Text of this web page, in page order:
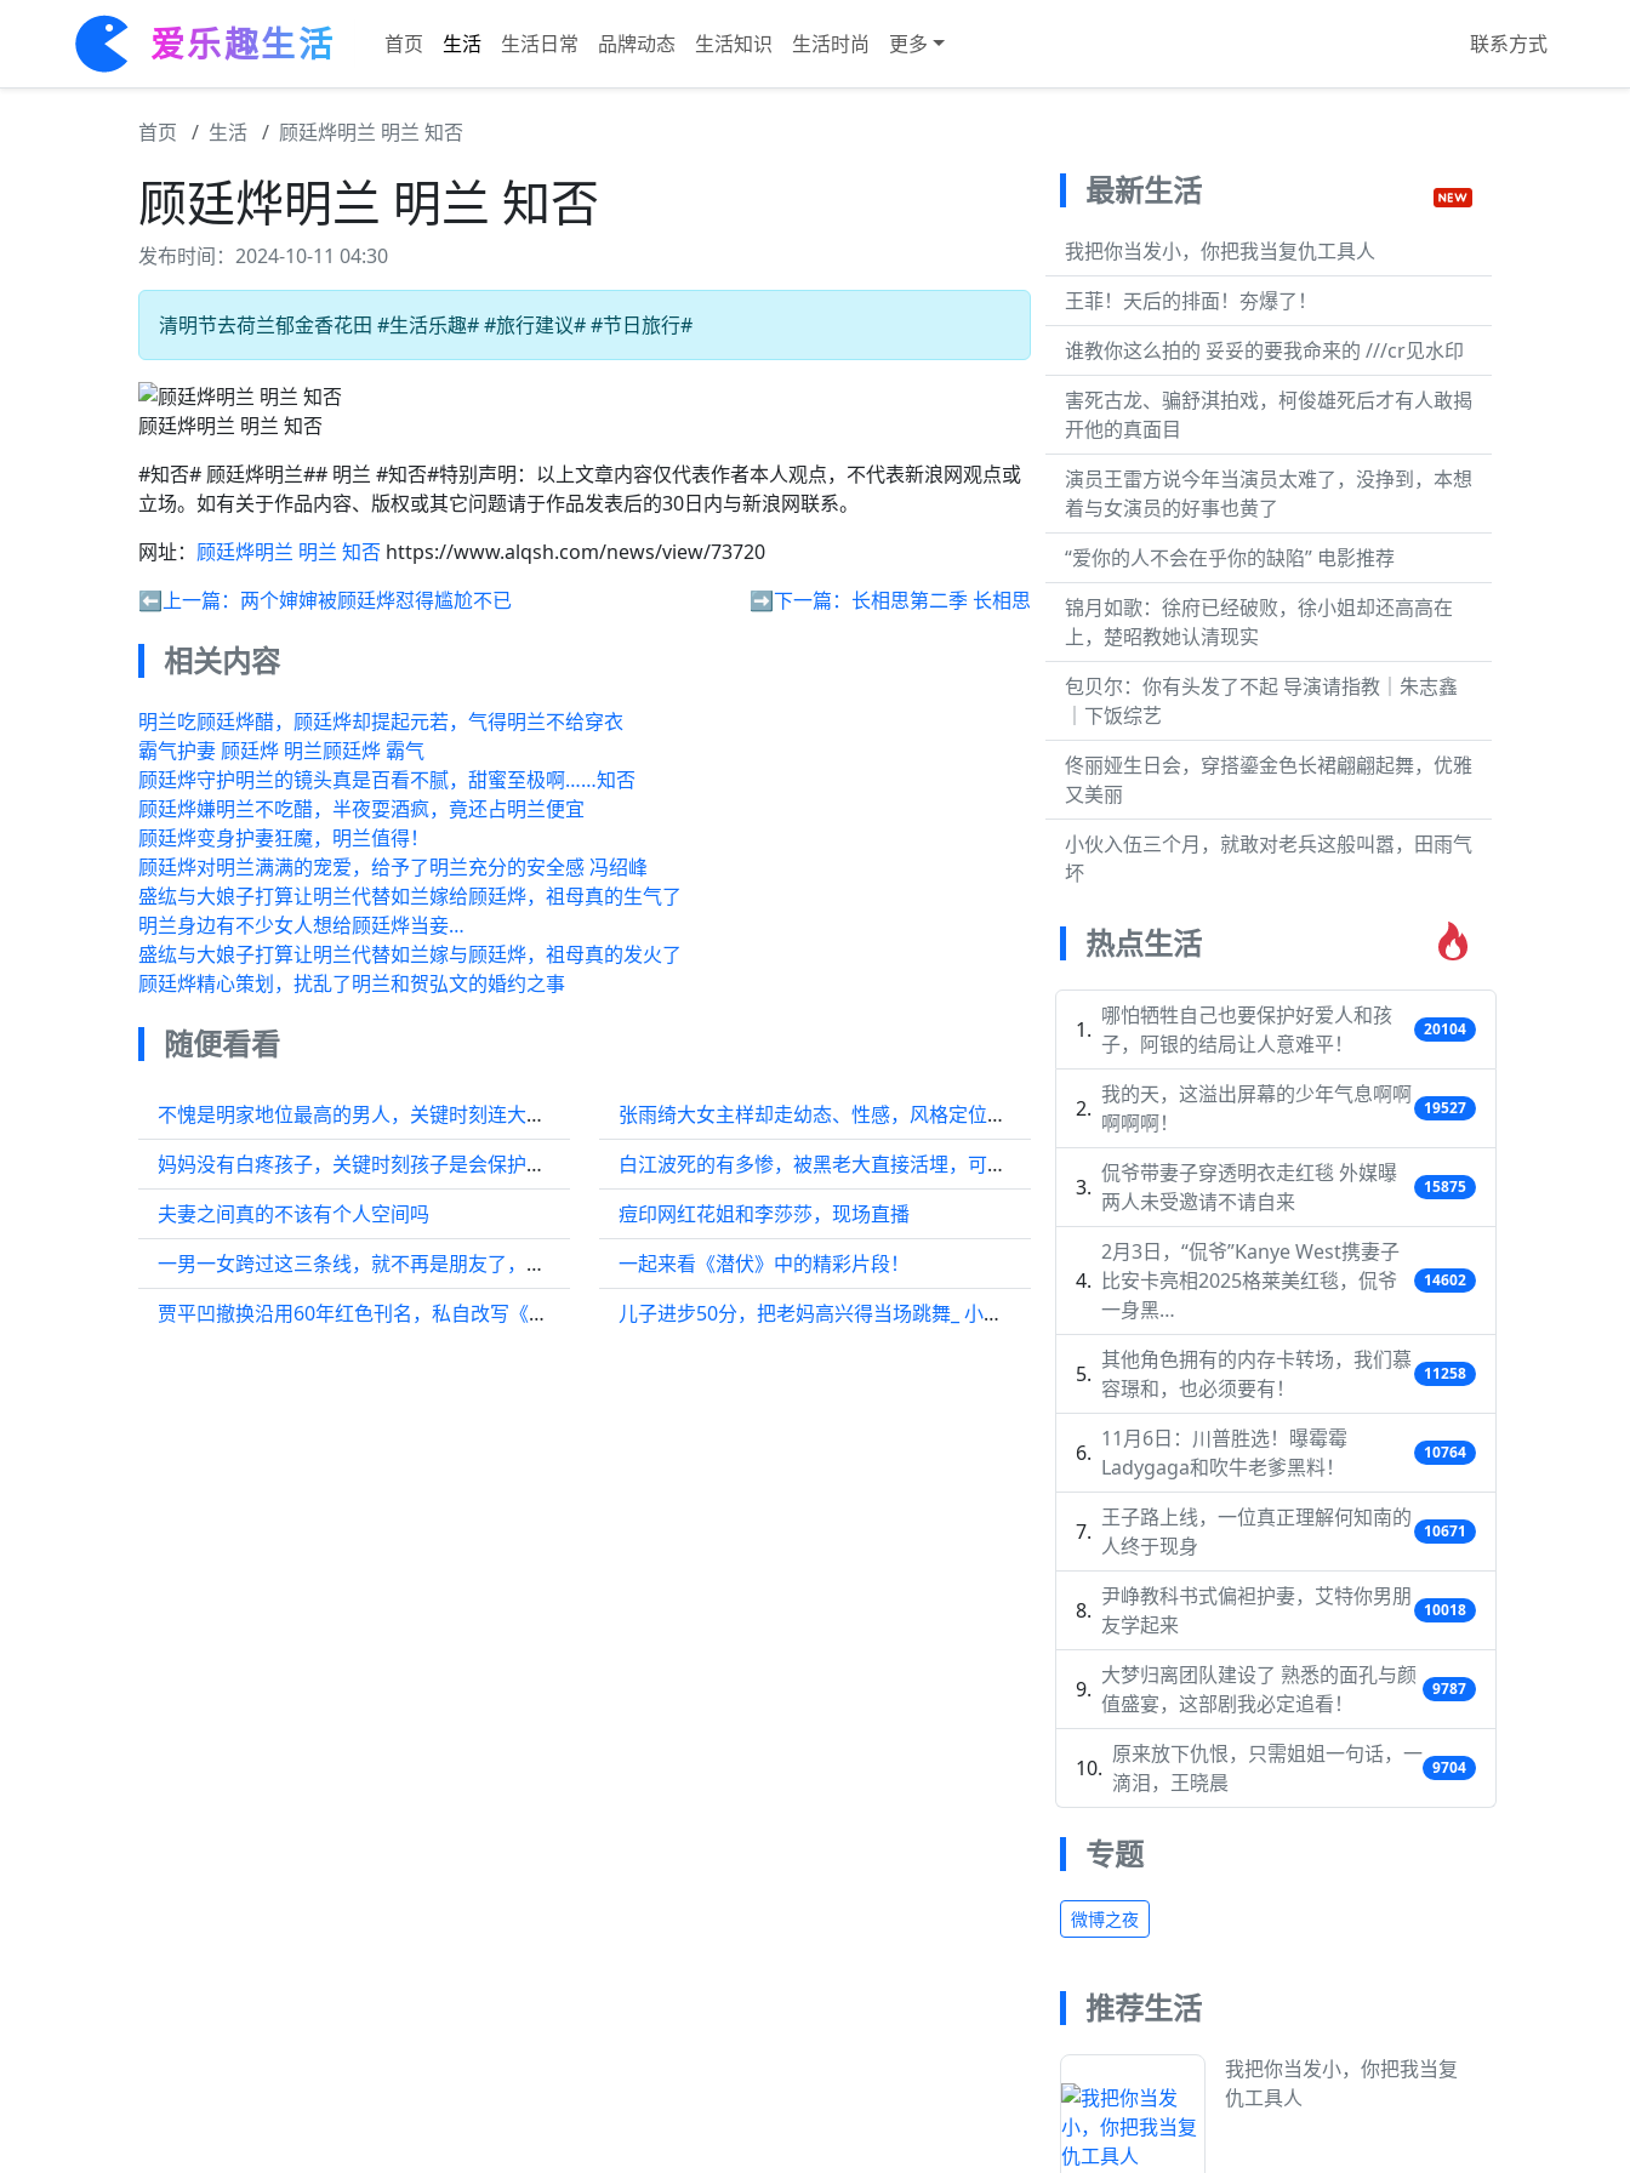
爱乐趣生活 首页 生活 生活日常 品牌动态 生活知识 生活时尚 更多 联系方式
首页 生活 顾廷烨明兰 明兰 知否
顾廷烨明兰 明兰 知否
发布时间：2024-10-11 04:30
清明节去荷兰郁金香花田 #生活乐趣# #旅行建议# #节日旅行#
顾廷烨明兰 明兰 知否
#知否# 顾廷烨明兰## 明兰 #知否#特别声明：以上文章内容仅代表作者本人观点，不代表新浪网观点或
立场。如有关于作品内容、版权或其它问题请于作品发表后的30日内与新浪网联系。
网址： 顾廷烨明兰 明兰 知否 https://www.alqsh.com/news/view/73720
⬅️上一篇： 两个婶婶被顾廷烨怼得尴尬不已 ➡️下一篇： 长相思第二季 长相思
相关内容
明兰吃顾廷烨醋，顾廷烨却提起元若，气得明兰不给穿衣
霸气护妻 顾廷烨 明兰顾廷烨 霸气
顾廷烨守护明兰的镜头真是百看不腻，甜蜜至极啊……知否
顾廷烨嫌明兰不吃醋，半夜耍酒疯，竟还占明兰便宜
顾廷烨变身护妻狂魔，明兰值得！
顾廷烨对明兰满满的宠爱，给予了明兰充分的安全感 冯绍峰
盛纮与大娘子打算让明兰代替如兰嫁给顾廷烨，祖母真的生气了
明兰身边有不少女人想给顾廷烨当妾…
盛纮与大娘子打算让明兰代替如兰嫁与顾廷烨，祖母真的发火了
顾廷烨精心策划，扰乱了明兰和贺弘文的婚约之事
随便看看
不愧是明家地位最高的男人，关键时刻连大姐都能拿捏 胡歌 王凯 刘敏涛
妈妈没有白疼孩子，关键时刻孩子是会保护妈妈的 鹅滴神片 微博VC计划
夫妻之间真的不该有个人空间吗
一男一女跨过这三条线，就不再是朋友了，心里默认是情人了
贾平凹撤换沿用60年红色刊名，私自改写《延河》封面，汤家凤炮轰：你没有这个资格
张雨绮大女主样却走幼态、性感，风格定位被指不符
白江波死的有多惨，被黑老大直接活埋，可惜了一代枭雄
痘印网红花姐和李莎莎，现场直播
一起来看《潜伏》中的精彩片段！
儿子进步50分，把老妈高兴得当场跳舞_ 小欢喜
最新生活
我把你当发小，你把我当复仇工具人
王菲！天后的排面！夯爆了！
谁教你这么拍的 妥妥的要我命来的 ///cr见水印
害死古龙、骗舒淇拍戏，柯俊雄死后才有人敢揭
开他的真面目
演员王雷方说今年当演员太难了，没挣到，本想
着与女演员的好事也黄了
“爱你的人不会在乎你的缺陷” 电影推荐
锦月如歌：徐府已经破败，徐小姐却还高高在
上，楚昭教她认清现实
包贝尔：你有头发了不起 导演请指教｜朱志鑫
｜下饭综艺
佟丽娅生日会，穿搭鎏金色长裙翩翩起舞，优雅
又美丽
小伙入伍三个月，就敢对老兵这般叫嚣，田雨气
坏
热点生活
哪怕牺牲自己也要保护好爱人和孩
子，阿银的结局让人意难平！
20104
我的天，这溢出屏幕的少年气息啊啊
啊啊啊！
19527
侃爷带妻子穿透明衣走红毯 外媒曝
两人未受邀请不请自来
15875
2月3日，“侃爷”Kanye West携妻子
比安卡亮相2025格莱美红毯，侃爷
一身黑…
14602
其他角色拥有的内存卡转场，我们慕
容璟和，也必须要有！
11258
11月6日：川普胜选！曝霉霉
Ladygaga和吹牛老爹黑料！
10764
王子路上线，一位真正理解何知南的
人终于现身
10671
尹峥教科书式偏袒护妻，艾特你男朋
友学起来
10018
大梦归离团队建设了 熟悉的面孔与颜
值盛宴，这部剧我必定追看！
9787
原来放下仇恨，只需姐姐一句话，一
滴泪，王晓晨
9704
专题
微博之夜
推荐生活
我把你当发小，你把我当复
仇工具人